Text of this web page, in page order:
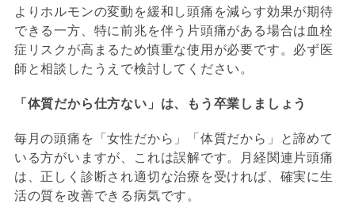
よりホルモンの変動を緩和し頭痛を減らす効果が期待
できる一方、特に前兆を伴う片頭痛がある場合は血栓
症リスクが高まるため慎重な使用が必要です。必ず医
師と相談したうえで検討してください。
「体質だから仕方ない」は、もう卒業しましょう
毎月の頭痛を「女性だから」「体質だから」と諦めて
いる方がいますが、これは誤解です。月経関連片頭痛
は、正しく診断され適切な治療を受ければ、確実に生
活の質を改善できる病気です。